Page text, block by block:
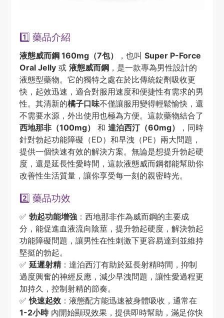
1️⃣ 藥品介紹
液態威而鋼 160mg（7包） ，也叫 Super P-Force
Oral Jelly或 液態威而鋼，是一款專為男性設計的
液態型藥物。它的獨特之處在於比傳統錠劑吸收更
快，起效迅速，適合對服用速度和便捷性有需求的男
性。其清新的橘子口味不僅讓服用變得輕鬆愉快，還
不需要水源，外出使用也極為方便。這款藥物結合了
西地那非（100mg）
和 達泊西汀（60mg）
，同時
針對勃起功能障礙（ED）和早洩（PE）兩大問題，
提供一個快速有效的解決方案。無論是想提升勃起硬
度，還是延長性愛時間，這款液態威而鋼都能幫助你
改善性生活質量，讓你享受每一刻的親密時光。
2️⃣ 藥品功效
✅ 勃起功能增強：西地那非作為威而鋼的主要成
分，能促進血液流向陰莖，提升勃起硬度，解決勃起
功能障礙問題，讓男性在性刺激下更容易達到並維持
堅挺的勃起。
✅ 延遲射精：達泊西汀有助於延長射精時間，抑制
過度興奮的神經反應，減少早洩問題，讓性愛過程更
加持久，控制射精的節奏。
✅快速起效：液態配方能迅速被身體吸收，通常在
1-2小時內開始顯現效果，提供即時幫助，滿足你快